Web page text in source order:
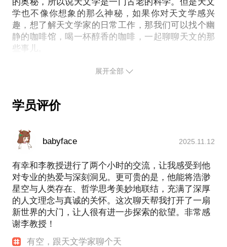
学也不像你想象的那么神秘，如果你对天文学感兴
趣，想了解天文学家的日常工作，那我们可以找个幽
静的咖啡馆，喝一杯醇香的咖啡，一起聊聊天文的那
展开全部
学员评价
babyface 2025.11.12
有幸和李教授进行了两个小时的交流，让我感受到他
对专业的热爱与深刻洞见。更可贵的是，他能将浩渺
星空与人类存在、哲学思考美妙地联结，充满了深厚
的人文理念与真诚的关怀。这次聊天帮我打开了一扇
新世界的大门，让人很有进一步探索的欲望。非常感
谢李教授！
有空，跟天文学家聊个天